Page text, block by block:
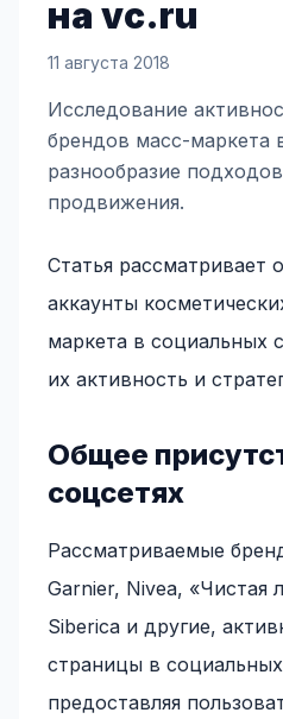
на vc.ru
11 августа 2018
Исследование
брендов масс-маркета
разнообразие
продвижения.
Статья рассматривает
аккаунты
маркета в социальных
их активность и
Общее
соцсетях
Рассматриваемые
Garnier, Nivea, «Чистая
Siberica и другие,
страницы в социальных
предоставляя